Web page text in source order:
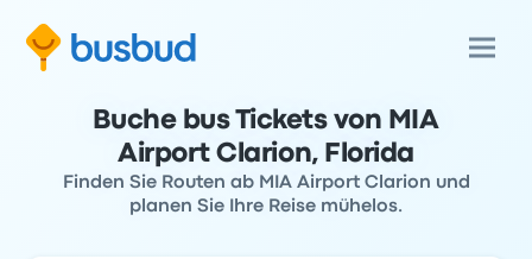
Buche bus Tickets von MIA
Airport Clarion, Florida
Finden Sie Routen ab MIA Airport Clarion und
planen Sie Ihre Reise mühelos.